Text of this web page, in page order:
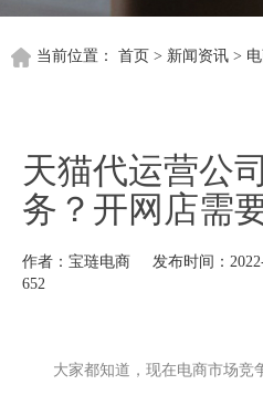
当前位置： 首页 > 新闻资讯>
天猫代运营公
务？开网店需
作者：宝琏电商 发布时间：
652
大家都知道，现在电商市场竞